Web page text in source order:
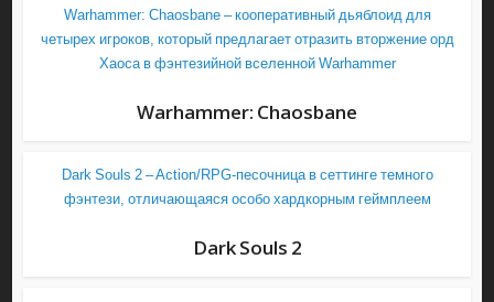
Warhammer: Chaosbane – кооперативный дьяблоид для
четырех игроков, который предлагает отразить вторжение орд
Хаоса в фэнтезийной вселенной Warhammer
Warhammer: Chaosbane
Dark Souls 2 – Action/RPG-песочница в сеттинге темного
фэнтези, отличающаяся особо хардкорным геймплеем
Dark Souls 2